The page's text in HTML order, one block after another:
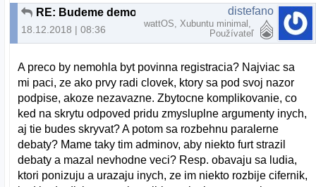
18.12.2018 | 08:36
distefano
wattOS, Xubuntu minimal,
Používateľ
A preco by nemohla byt povinna registracia? Najviac sa
mi paci, ze ako prvy radi clovek, ktory sa pod svoj nazor
podpise, akoze nezavazne. Zbytocne komplikovanie, co
ked na skrytu odpoved pridu zmysluplne argumenty inych,
aj tie budes skryvat? A potom sa rozbehnu paralerne
debaty? Mame taky tim adminov, aby niekto furt strazil
debaty a mazal nevhodne veci? Resp. obavaju sa ludia,
ktori ponizuju a urazaju inych, ze im niekto rozbije cifernik,